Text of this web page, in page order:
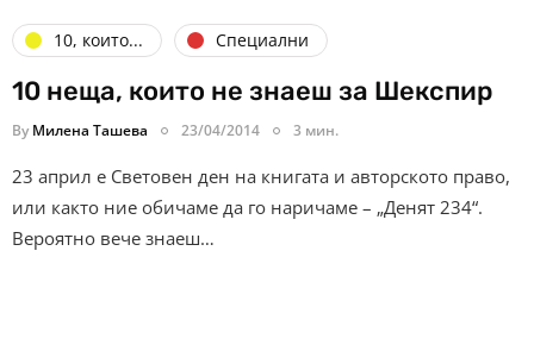
10, които... Специални
10 неща, които не знаеш за Шекспир
By Милена Ташева 23/04/2014 3 мин.
23 април е Световен ден на книгата и авторското право,
или както ние обичаме да го наричаме – „Денят 234“.
Вероятно вече знаеш…